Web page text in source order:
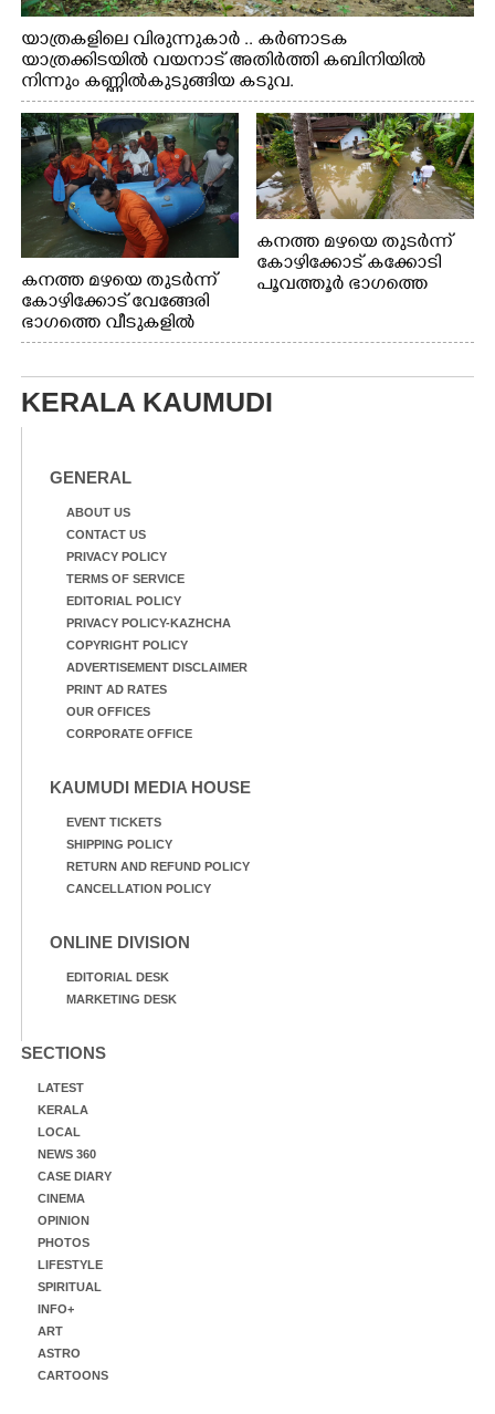
യാത്രകളിലെ വിരുന്നുകാർ .. കർണാടക
യാത്രക്കിടയിൽ വയനാട് അതിർത്തി കബിനിയിൽ
നിന്നും കണ്ണിൽകുടുങ്ങിയ കടുവ.
കനത്ത മഴയെ തുടർന്ന്
കോഴിക്കോട് വേങ്ങേരി
ഭാഗത്തെ വീടുകളിൽ
വെള്ളം
മാറ്റുന്ന സുരക്ഷാസേനാം
ഗങ്ങൾ
കനത്ത മഴയെ തുടർന്ന്
കോഴിക്കോട് കക്കോടി
പൂവത്തൂർ ഭാഗത്തെ
KERALA KAUMUDI
GENERAL
ABOUT US
CONTACT US
PRIVACY POLICY
TERMS OF SERVICE
EDITORIAL POLICY
PRIVACY POLICY-KAZHCHA
COPYRIGHT POLICY
ADVERTISEMENT DISCLAIMER
PRINT AD RATES
OUR OFFICES
CORPORATE OFFICE
KAUMUDI MEDIA HOUSE
EVENT TICKETS
SHIPPING POLICY
RETURN AND REFUND POLICY
CANCELLATION POLICY
ONLINE DIVISION
EDITORIAL DESK
MARKETING DESK
SECTIONS
LATEST
KERALA
LOCAL
NEWS 360
CASE DIARY
CINEMA
OPINION
PHOTOS
LIFESTYLE
SPIRITUAL
INFO+
ART
ASTRO
CARTOONS